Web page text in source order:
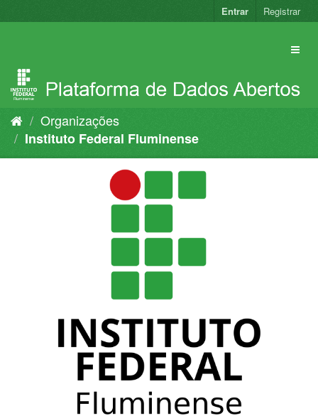
para
Entrar Registrar
Organizações
Instituto Federal Fluminense